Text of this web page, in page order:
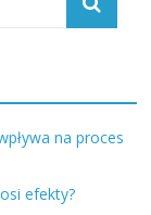
na proces
efekty?